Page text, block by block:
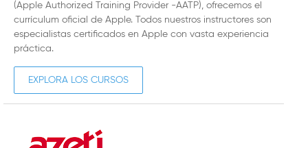
(Apple Authorized Training Provider -AATP), ofrecemos el
currículum oficial de Apple. Todos nuestros instructores son
especialistas certificados en Apple con vasta experiencia
práctica.
EXPLORA LOS CURSOS